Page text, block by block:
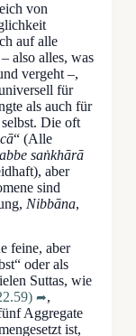
von
auf alle
also alles, was
vergeht –,
für
als auch für
selbst. Die oft
“ (Alle
saṅkhārā
aber
sind
Nibbāna,
feine, aber
oder als
Suttas, wie
,
Aggregate
ist,